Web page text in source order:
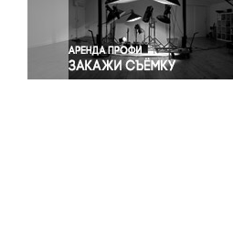
Экология
Экономика и бизнес